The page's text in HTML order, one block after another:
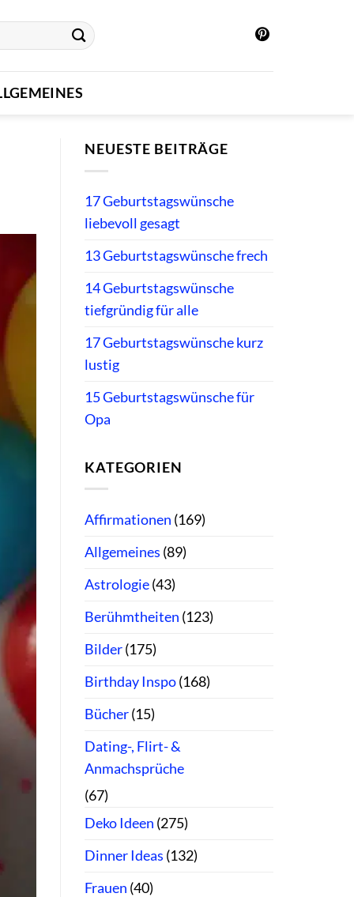
NEUESTE BEITRÄGE
17 Geburtstagswünsche
liebevoll gesagt
13 Geburtstagswünsche frech
14 Geburtstagswünsche
tiefgründig für alle
17 Geburtstagswünsche kurz
lustig
15 Geburtstagswünsche für
Opa
KATEGORIEN
Affirmationen (169)
Allgemeines (89)
Astrologie(43)
Berühmtheiten (123)
Bilder(175)
Birthday Inspo(168)
Bücher(15)
Dating-, Flirt- &
Anmachsprüche
(67)
Deko Ideen (275)
Dinner Ideas (132)
Frauen (40)